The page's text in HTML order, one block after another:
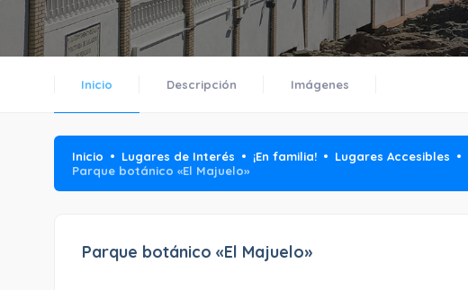
Inicio Descripción Imágenes
Inicio Lugares de Interés ¡En familia! Lugares Accesibles
Parque botánico «El Majuelo»
Parque botánico «El Majuelo»